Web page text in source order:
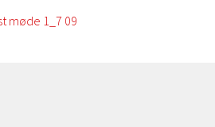
møde 1_7 09